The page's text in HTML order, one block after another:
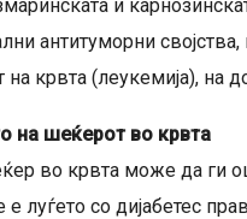
и
антитуморни
крвта (леукемија), на
на шеќерот во крвта
во крвта може да ги
луѓето со дијабетес